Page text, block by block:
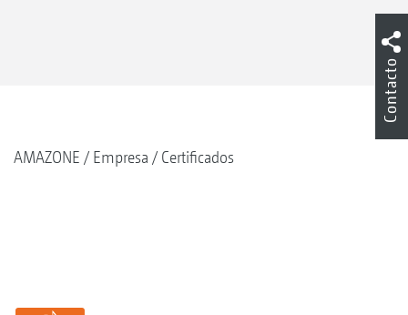
AMAZONE Empresa Certificados
Contacto